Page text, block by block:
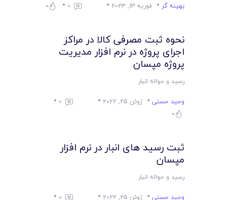
بهینه گر فوریه 13, 2023 0
0
نحوه ثبت مصرفی کالا در مراکز
اجرای پروژه در نرم افزار مدیریت
پروژه مپسان
رسید و حواله انبار
وحید حسنی
ژوئن 25, 2022
0
0
ثبت رسید های انبار در نرم افزار
مپسان
رسید و حواله انبار
وحید حسنی
ژوئن 25, 2022 0